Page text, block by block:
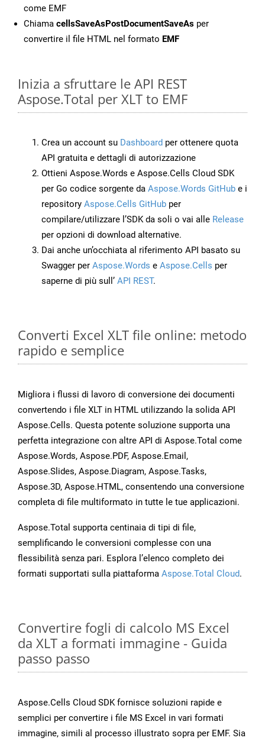
come EMF
Chiama cellsSaveAsPostDocumentSaveAs per
convertire il file HTML nel formato EMF
Inizia a sfruttare le API REST
Aspose.Total per XLT to EMF
Crea un account su Dashboard per ottenere quota
API gratuita e dettagli di autorizzazione
Ottieni Aspose.Words e Aspose.Cells Cloud SDK
per Go codice sorgente da Aspose.Words GitHub e i
repository Aspose.Cells GitHub per
compilare/utilizzare l’SDK da soli o vai alle Release
per opzioni di download alternative.
Dai anche un’occhiata al riferimento API basato su
Swagger per Aspose.Words e Aspose.Cells per
saperne di più sull’ API REST.
Converti Excel XLT file online: metodo
rapido e semplice
Migliora i flussi di lavoro di conversione dei documenti
convertendo i file XLT in HTML utilizzando la solida API
Aspose.Cells. Questa potente soluzione supporta una
perfetta integrazione con altre API di Aspose.Total come
Aspose.Words, Aspose.PDF, Aspose.Email,
Aspose.Slides, Aspose.Diagram, Aspose.Tasks,
Aspose.3D, Aspose.HTML, consentendo una conversione
completa di file multiformato in tutte le tue applicazioni.
Aspose.Total supporta centinaia di tipi di file,
semplificando le conversioni complesse con una
flessibilità senza pari. Esplora l’elenco completo dei
formati supportati sulla piattaforma Aspose.Total Cloud.
Convertire fogli di calcolo MS Excel
da XLT a formati immagine - Guida
passo passo
Aspose.Cells Cloud SDK fornisce soluzioni rapide e
semplici per convertire i file MS Excel in vari formati
immagine, simili al processo illustrato sopra per EMF. Sia